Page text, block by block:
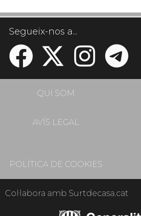
Segueix-nos a...
QUI SOM
AVÍS LEGAL
POLÍTICA DE COOKIES
Col·labora amb Surtdecasa.cat